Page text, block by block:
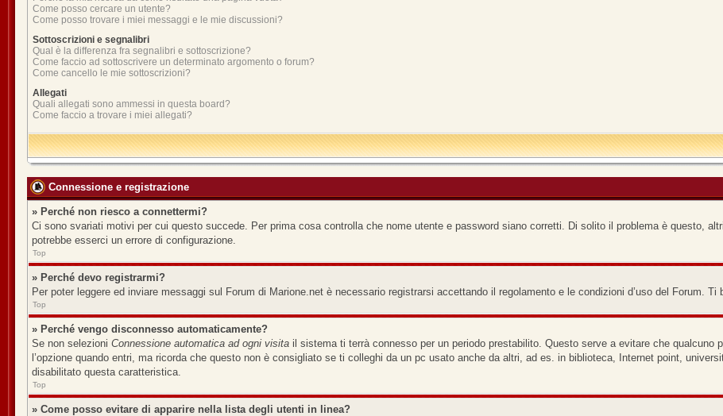
Come posso cercare un utente?
Come posso trovare i miei messaggi e le mie discussioni?
Sottoscrizioni e segnalibri
Qual è la differenza fra segnalibri e sottoscrizione?
Come faccio ad sottoscrivere un determinato argomento o forum?
Come cancello le mie sottoscrizioni?
Allegati
Quali allegati sono ammessi in questa board?
Come faccio a trovare i miei allegati?
Connessione e registrazione
» Perché non riesco a connettermi?
Ci sono svariati motivi per cui questo succede. Per prima cosa controlla che nome utente e password siano corretti. Di solito il problema è questo,
potrebbe esserci un errore di configurazione.
Top
» Perché devo registrarmi?
Per poter leggere ed inviare messaggi sul Forum di Marione.net è necessario registrarsi accettando il regolamento e le condizioni d’uso del Forum.
Top
» Perché vengo disconnesso automaticamente?
Se non selezioni Connessione automatica ad ogni visita il sistema ti terrà connesso per un periodo prestabilito. Questo serve a evitare che
l’opzione quando entri, ma ricorda che questo non è consigliato se ti colleghi da un pc usato anche da altri, ad es. in biblioteca, Internet point,
disabilitato questa caratteristica.
Top
» Come posso evitare di apparire nella lista degli utenti in linea?